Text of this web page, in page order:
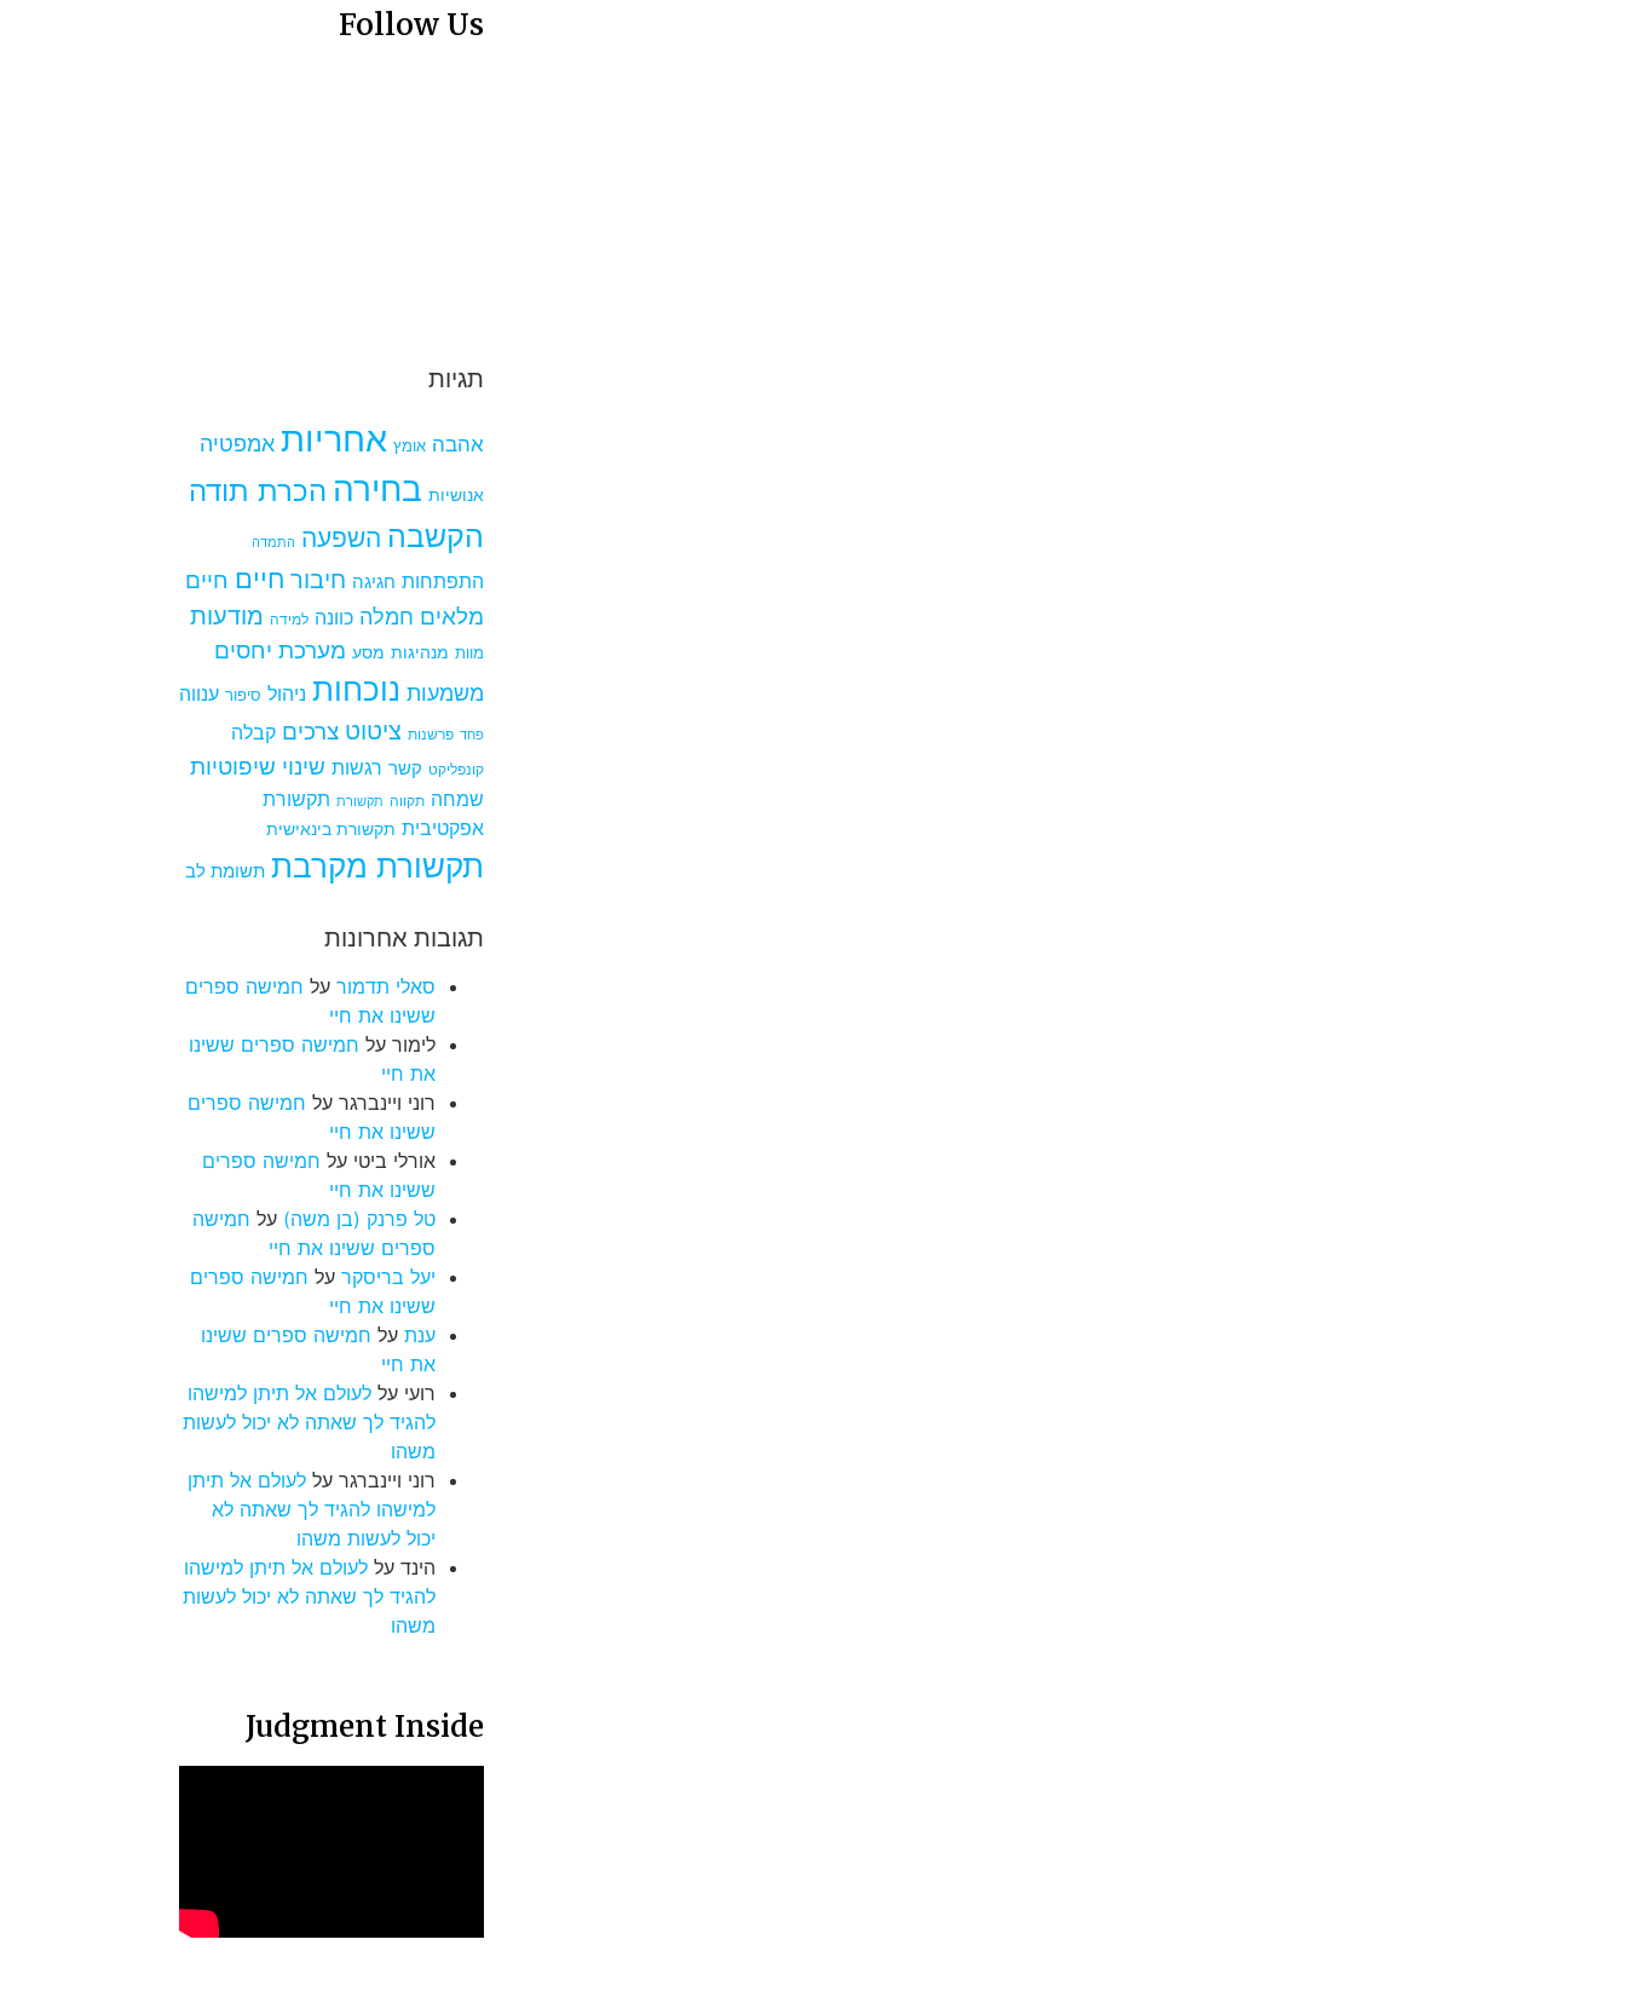
Follow Us
תגיות
אהבה אומץ אחריות אמפטיה
אנושיות בחירה הכרת תודה
הקשבה השפעה התמדה
התפתחות חגיגה חיבור חיים חיים
מלאים חמלה כוונה למידה מודעות
מוות מנהיגות מסע מערכת יחסים
משמעות נוכחות ניהול סיפור ענווה
פחד פרשנות ציטוט צרכים קבלה
קונפליקט קשר רגשות שינוי שיפוטיות
שמחה תקווה תקשורת תקשורת
אפקטיבית תקשורת בינאישית
תקשורת מקרבת תשומת לב
תגובות אחרונות
סאלי תדמור על חמישה ספרים
ששינו את חיי
לימור על חמישה ספרים ששינו
את חיי
רוני ויינברגר על חמישה ספרים
ששינו את חיי
אורלי ביטי על חמישה ספרים
ששינו את חיי
טל פרנק (בן משה) על חמישה
ספרים ששינו את חיי
יעל בריסקר על חמישה ספרים
ששינו את חיי
ענת על חמישה ספרים ששינו
את חיי
רועי עללעולם אל תיתן למישהו
להגיד לך שאתה לא יכול לעשות
משהו
רוני ויינברגר עללעולם אל תיתן
למישהו להגיד לך שאתה לא
יכול לעשות משהו
הינד עללעולם אל תיתן למישהו
להגיד לך שאתה לא יכול לעשות
משהו
Judgment Inside